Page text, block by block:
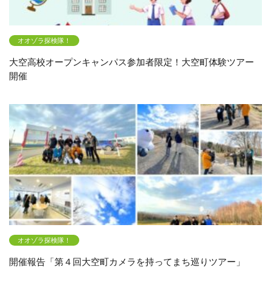
オオゾラ探検隊！
大空高校オープンキャンパス参加者限定！大空町体験ツアー
開催
オオゾラ探検隊！
開催報告「第４回大空町カメラを持ってまち巡りツアー」